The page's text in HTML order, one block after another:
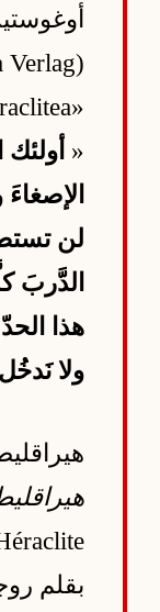
«Heraclitea»، ٢٠٠٦.
«
لن
الدَّربَ
هذا
ولا